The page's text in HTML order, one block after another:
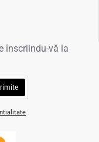
înscriindu-vă la